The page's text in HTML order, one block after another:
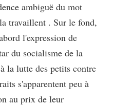
ambiguë du mot
travaillent . Sur le fond,
l'expression de
du socialisme de la
la lutte des petits contre
s'apparentent peu à
au prix de leur